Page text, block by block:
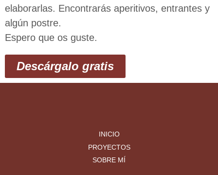
elaborarlas. Encontrarás aperitivos, entrantes y
algún postre.
Espero que os guste.
Descárgalo gratis
INICIO
PROYECTOS
SOBRE MÍ